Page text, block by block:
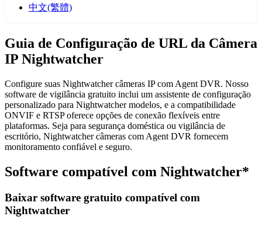
中文(繁體)
Guia de Configuração de URL da Câmera
IP Nightwatcher
Configure suas Nightwatcher câmeras IP com Agent DVR. Nosso
software de vigilância gratuito inclui um assistente de configuração
personalizado para Nightwatcher modelos, e a compatibilidade
ONVIF e RTSP oferece opções de conexão flexíveis entre
plataformas. Seja para segurança doméstica ou vigilância de
escritório, Nightwatcher câmeras com Agent DVR fornecem
monitoramento confiável e seguro.
Software compatível com Nightwatcher*
Baixar software gratuito compatível com
Nightwatcher